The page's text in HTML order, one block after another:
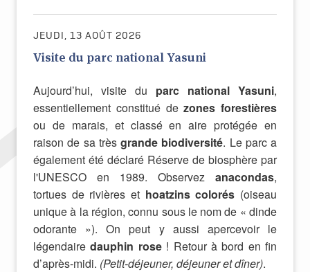
JEUDI, 13 AOÛT 2026
Visite du parc national Yasuni
Aujourd’hui, visite du parc national Yasuni,
essentiellement constitué dezones forestières
ou de marais, et classé en aire protégée en
raison de sa trèsgrande biodiversité. Le parc a
également été déclaré Réserve de biosphère par
l'UNESCO en 1989. Observez anacondas,
tortues de rivières et hoatzins colorés (oiseau
unique à la région, connu sous le nom de « dinde
odorante »). On peut y aussi apercevoir le
légendairedauphin rose! Retour à bord en fin
d’après-midi. (Petit-déjeuner, déjeuner et dîner).